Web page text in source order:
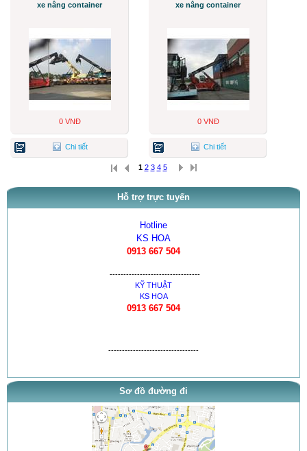
xe nâng container
0 VNĐ
Chi tiết
xe nâng container
0 VNĐ
Chi tiết
1 2 3 4 5
Hỗ trợ trực tuyến
Hotline
KS HOA
0913 667 504
---------------------------------
KỸ THUẬT
KS HOA
0913 667 504
---------------------------------
Sơ đồ đường đi
thông báo khai trương
tra ty, béc của bơm theo tai l...